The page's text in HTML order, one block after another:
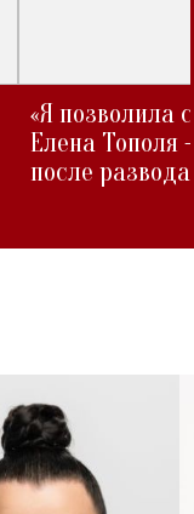
«Я позволила
Елена Тополя
после развода